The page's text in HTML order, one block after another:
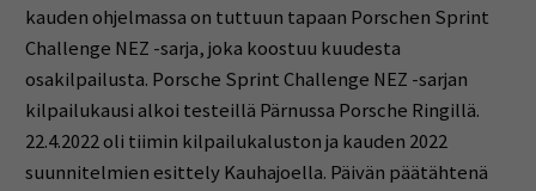
kauden ohjelmassa on tuttuun tapaan Porschen Sprint
Challenge NEZ -sarja, joka koostuu kuudesta
osakilpailusta. Porsche Sprint Challenge NEZ -sarjan
kilpailukausi alkoi testeillä Pärnussa Porsche Ringillä.
22.4.2022 oli tiimin kilpailukaluston ja kauden 2022
suunnitelmien esittely Kauhajoella. Päivän päätähtenä